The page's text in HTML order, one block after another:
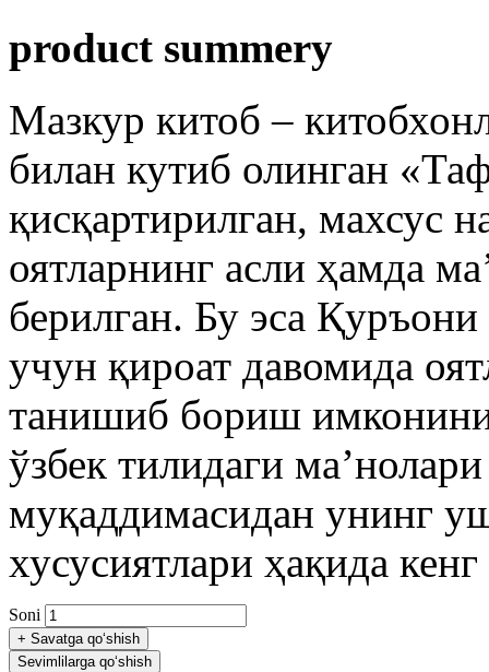
product summery
Мазкур китоб –
билан кутиб олинган
қисқартирилган, махсус
оятларнинг асли ҳамда
берилган. Бу эса
учун қироат давомида
танишиб бориш
ўзбек тилидаги
муқаддимасидан унинг
хусусиятлари ҳақида
Soni
+ Savatga qo‘shish
Sevimlilarga qo‘shish